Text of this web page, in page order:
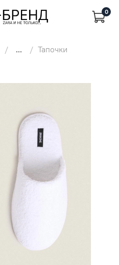
0
... Тапочки